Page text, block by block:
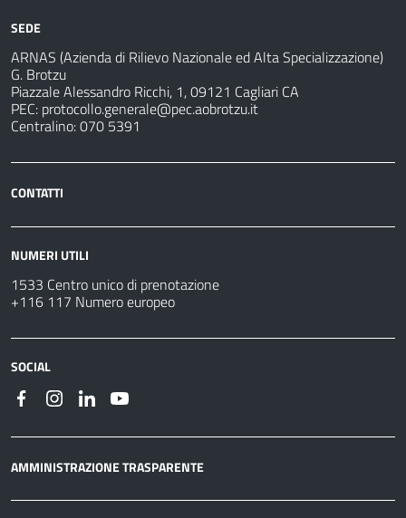
SEDE
ARNAS (Azienda di Rilievo Nazionale ed Alta Specializzazione)
G. Brotzu
Piazzale Alessandro Ricchi, 1, 09121 Cagliari CA
PEC: protocollo.generale@pec.aobrotzu.it
Centralino: 070 5391
CONTATTI
NUMERI UTILI
1533 Centro unico di prenotazione
+116 117 Numero europeo
SOCIAL
AMMINISTRAZIONE TRASPARENTE